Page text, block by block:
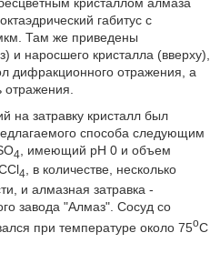
габитус с
Там же приведены
и наросшего кристалла (вверху),
дифракционного отражения, а
отражения.
на затравку кристалл был
способа следующим
4
, имеющий рН 0 и объем
4, в количестве, несколько
и алмазная затравка -
завода "Алмаз". Сосуд со
при температуре около 75oС